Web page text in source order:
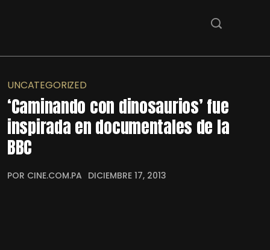
UNCATEGORIZED
‘Caminando con dinosaurios’ fue
inspirada en documentales de la
BBC
POR CINE.COM.PA DICIEMBRE 17, 2013